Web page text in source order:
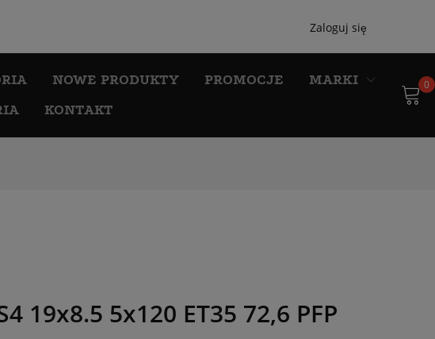
Zaloguj się
NOWE PRODUKTY PROMOCJE
MARKI
KONTAKT
0
19x8.5 5x120 ET35 72,6 PFP